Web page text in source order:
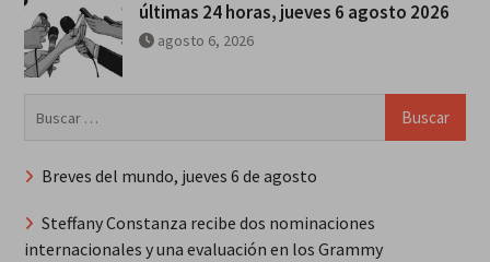
últimas 24 horas, jueves 6 agosto 2026
agosto 6, 2026
Breves del mundo, jueves 6 de agosto
Steffany Constanza recibe dos nominaciones
internacionales y una evaluación en los Grammy